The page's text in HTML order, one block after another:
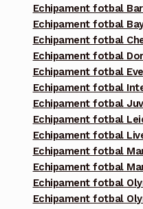
Echipament fotbal
Echipament fotbal
Echipament fotbal
Echipament fotbal
Echipament fotbal
Echipament fotbal
Echipament fotbal
Echipament fotbal
Echipament fotbal
Echipament fotbal
Echipament fotbal
Echipament fotbal
Echipament fotbal